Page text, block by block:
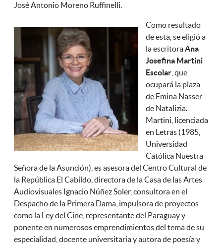
José Antonio Moreno Ruffinelli.
Como resultado
de esta, se eligió a
la escritoraAna
Josefina Martini
Escolar , que
ocupará la plaza
de Emina Nasser
de Natalizia.
Martini , licenciada
en Letras (1985,
Universidad
Católica Nuestra
Señora de la Asunción), es asesora del Centro Cultural de
la República El Cabildo, directora de la Casa de las Artes
Audiovisuales Ignacio Núñez Soler, consultora en el
Despacho de la Primera Dama, impulsora de proyectos
como la Ley del Cine, representante del Paraguay y
ponente en numerosos emprendimientos del tema de su
especialidad, docente universitaria y autora de poesía y